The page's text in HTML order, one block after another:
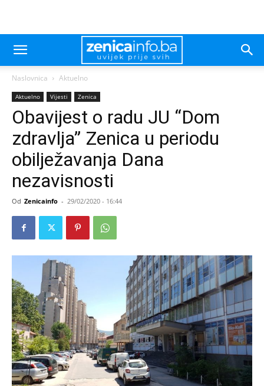
Naslovnica Aktuelno
Aktuelno Vijesti Zenica
Obavijest o radu JU “Dom
zdravlja” Zenica u periodu
obilježavanja Dana
nezavisnosti
Od Zenicainfo - 29/02/2020 - 16:44